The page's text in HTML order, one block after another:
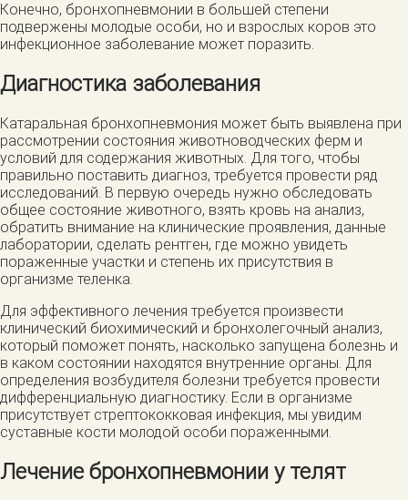
Конечно, бронхопневмонии в большей степени
подвержены молодые особи, но и взрослых коров это
инфекционное заболевание может поразить.
Диагностика заболевания
Катаральная бронхопневмония может быть выявлена при
рассмотрении состояния животноводческих ферм и
условий для содержания животных. Для того, чтобы
правильно поставить диагноз, требуется провести ряд
исследований. В первую очередь нужно обследовать
общее состояние животного, взять кровь на анализ,
обратить внимание на клинические проявления, данные
лаборатории, сделать рентген, где можно увидеть
пораженные участки и степень их присутствия в
организме теленка.
Для эффективного лечения требуется произвести
клинический биохимический и бронхолегочный анализ,
который поможет понять, насколько запущена болезнь и
в каком состоянии находятся внутренние органы. Для
определения возбудителя болезни требуется провести
дифференциальную диагностику. Если в организме
присутствует стрептококковая инфекция, мы увидим
суставные кости молодой особи пораженными.
Лечение бронхопневмонии у телят